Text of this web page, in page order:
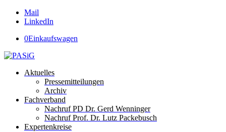
Mail
LinkedIn
0Einkaufswagen
Aktuelles
Pressemitteilungen
Archiv
Fachverband
Nachruf PD Dr. Gerd Wenninger
Nachruf Prof. Dr. Lutz Packebusch
Expertenkreise